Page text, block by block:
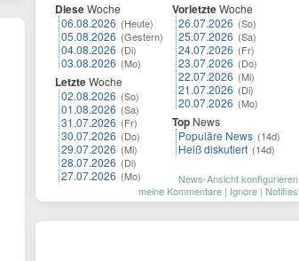
DieseWoche
06.08.2026 (Heute)
05.08.2026 (Gestern)
04.08.2026 (Di)
03.08.2026 (Mo)
LetzteWoche
02.08.2026 (So)
01.08.2026 (Sa)
31.07.2026 (Fr)
30.07.2026 (Do)
29.07.2026 (Mi)
28.07.2026 (Di)
27.07.2026 (Mo)
VorletzteWoche
26.07.2026 (So)
25.07.2026 (Sa)
24.07.2026 (Fr)
23.07.2026 (Do)
22.07.2026 (Mi)
21.07.2026 (Di)
20.07.2026 (Mo)
Top News
Populäre News (14d)
Heiß diskutiert (14d)
News-Ansicht konfigurieren
meine Kommentare | Ignore | Notifies